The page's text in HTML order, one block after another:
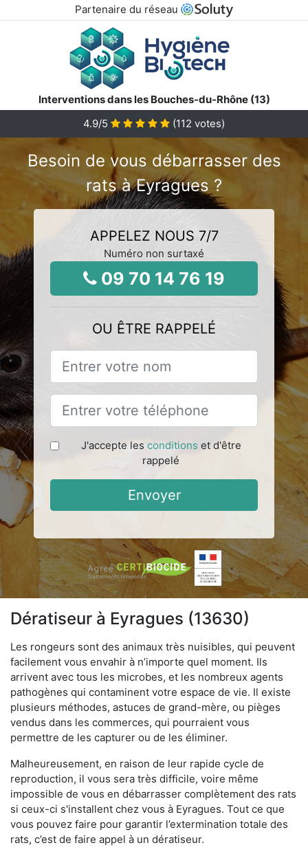
Partenaire du réseau
Interventions dans les Bouches-du-Rhône (13)
4.9/5 (112 votes)
Besoin de vous débarrasser des
rats à Eyragues ?
APPELEZ NOUS 7/7
Numéro non surtaxé
09 70 14 76 19
OU ÊTRE RAPPELÉ
J'accepte les conditions et d'être
rappelé
Envoyer
Dératiseur à Eyragues (13630)
Les rongeurs sont des animaux très nuisibles, qui peuvent
facilement vous envahir à n’importe quel moment. Ils
arrivent avec tous les microbes, et les nombreux agents
pathogènes qui contaminent votre espace de vie. Il existe
plusieurs méthodes, astuces de grand-mère, ou pièges
vendus dans les commerces, qui pourraient vous
permettre de les capturer ou de les éliminer.
Malheureusement, en raison de leur rapide cycle de
reproduction, il vous sera très difficile, voire même
impossible de vous en débarrasser complètement des rats
si ceux-ci s'installent chez vous à Eyragues. Tout ce que
vous pouvez faire pour garantir l’extermination totale des
rats, c’est de faire appel à un dératiseur.